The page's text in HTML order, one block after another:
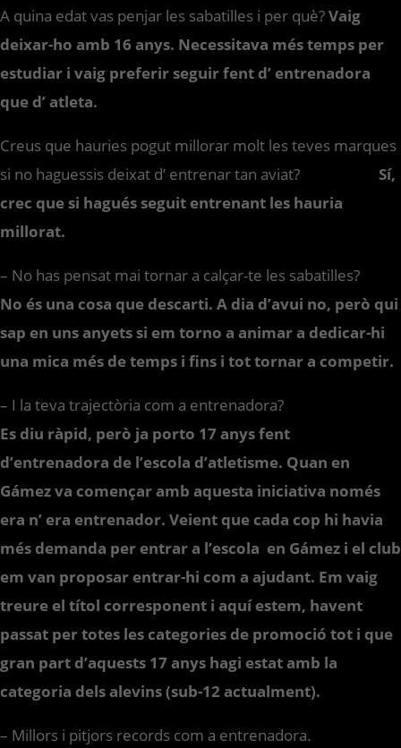
A quina edat vas penjar les sabatilles i per què?Vaig
deixar-ho amb 16 anys. Necessitava més temps per
estudiar i vaig preferir seguir fent d’ entrenadora
que d’ atleta.
Creus que hauries pogut millorar molt les teves marques
si no haguessis deixat d’ entrenar tan aviat?
Sí,
crec que si hagués seguit entrenant les hauria
millorat.
– No has pensat mai tornar a calçar-te les sabatilles?
No és una cosa que descarti. A dia d’avui no, però qui
sap en uns anyets si em torno a animar a dedicar-hi
una mica més de temps i fins i tot tornar a competir.
– I la teva trajectòria com a entrenadora?
Es diu ràpid, però ja porto 17 anys fent
d’entrenadora de l’escola d’atletisme. Quan en
Gámez va començar amb aquesta iniciativa només
era n’ era entrenador. Veient que cada cop hi havia
més demanda per entrar a l’escola en Gámez i el club
em van proposar entrar-hi com a ajudant. Em vaig
treure el títol corresponent i aquí estem, havent
passat per totes les categories de promoció tot i que
gran part d’aquests 17 anys hagi estat amb la
categoria dels alevins (sub-12 actualment).
– Millors i pitjors records com a entrenadora.